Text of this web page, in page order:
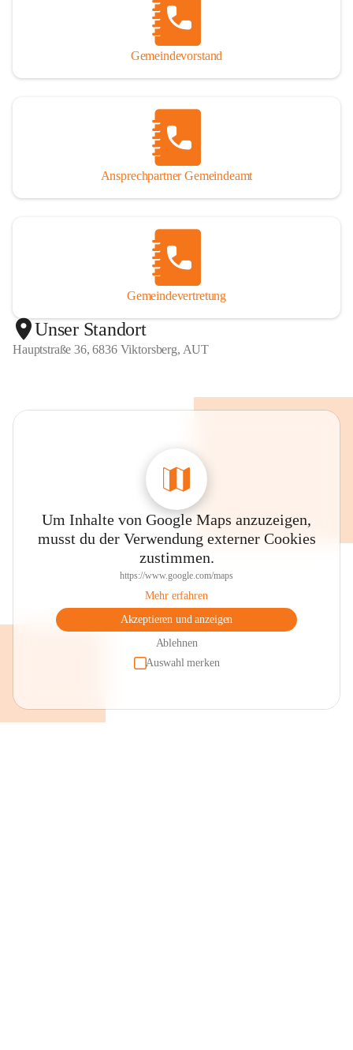
Gemeindevorstand
Ansprechpartner Gemeindeamt
Gemeindevertretung
Unser Standort
Hauptstraße 36, 6836 Viktorsberg, AUT
Um Inhalte von Google Maps anzuzeigen,
musst du der Verwendung externer Cookies
zustimmen.
https://www.google.com/maps
Mehr erfahren
Akzeptieren und anzeigen
Ablehnen
Auswahl merken